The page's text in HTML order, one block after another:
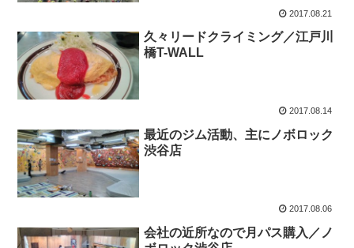
2017.08.21
久々リードクライミング／江戸川
橋T-WALL
2017.08.14
最近のジム活動、主にノボロック
渋谷店
2017.08.06
会社の近所なので月パス購入／ノ